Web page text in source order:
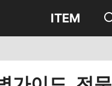
ITEM